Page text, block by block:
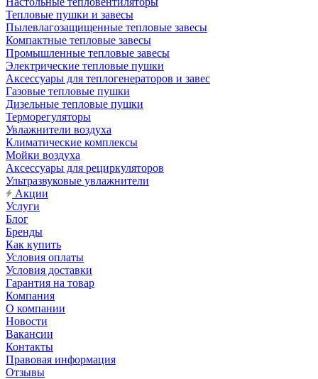
Тепловые пушки и завесы
Пылевлагозащищенные тепловые завесы
Компактные тепловые завесы
Промышленные тепловые завесы
Электрические тепловые пушки
Аксессуары для теплогенераторов и завес
Газовые тепловые пушки
Дизельные тепловые пушки
Терморегуляторы
Увлажнители воздуха
Климатические комплексы
Мойки воздуха
Аксессуары для рециркуляторов
Ультразвуковые увлажнители
Акции
Услуги
Блог
Бренды
Как купить
Условия оплаты
Условия доставки
Гарантия на товар
Компания
О компании
Новости
Вакансии
Контакты
Правовая информация
Отзывы